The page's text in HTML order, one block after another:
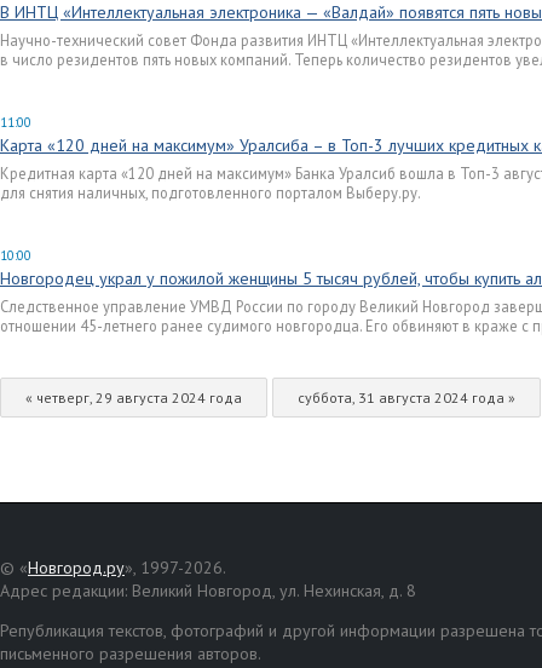
В ИНТЦ «Интеллектуальная электроника — «Валдай» появятся пять
Научно-технический совет Фонда развития ИНТЦ «Интеллектуальная
в число резидентов пять новых компаний. Теперь количество резидентов
11:00
Карта «120 дней на максимум» Уралсиба – в Топ-3 лучших кредитных
Кредитная карта «120 дней на максимум» Банка Уралсиб вошла в Топ-3
для снятия наличных, подготовленного порталом Выберу.ру.
10:00
Новгородец украл у пожилой женщины 5 тысяч рублей, чтобы купить
Следственное управление УМВД России по городу Великий Новгород
отношении 45-летнего ранее судимого новгородца. Его обвиняют в краже с
« четверг, 29 августа 2024 года суббота, 31 августа 2024 года »
© «Новгород.ру», 1997-2026.
Адрес редакции: Великий Новгород, ул. Нехинская, д. 8
Републикация текстов, фотографий и другой информации разрешена
письменного разрешения авторов.